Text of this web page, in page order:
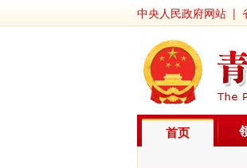
中央人民政府网站 |
首页